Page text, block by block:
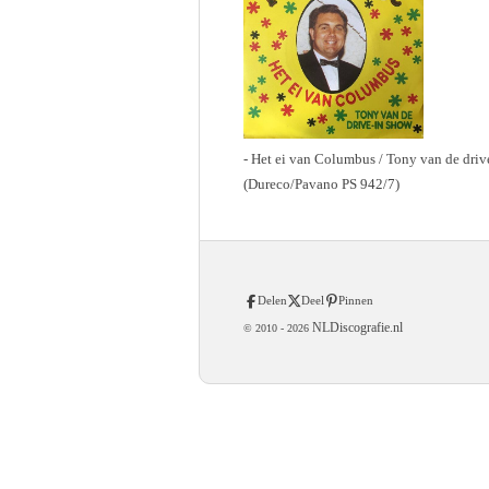
- Het ei van Columbus / Tony van de
(Dureco/Pavano PS 942/7)
Delen Deel Pinnen
© 2010 - 2026 NLDiscografie.nl